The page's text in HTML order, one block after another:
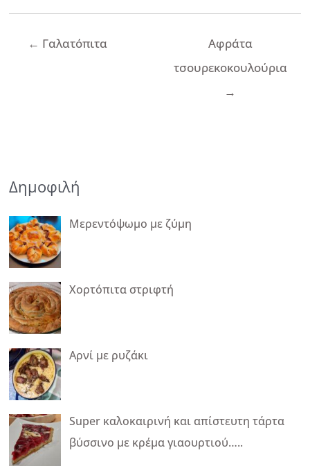
Πλοήγηση
← Γαλατόπιτα
Αφράτα
τσουρεκοκουλούρια
→
Δημοφιλή
Μερεντόψωμο με ζύμη
Χορτόπιτα στριφτή
Αρνί με ρυζάκι
Super καλοκαιρινή και απίστευτη τάρτα
βύσσινο με κρέμα γιαουρτιού…..